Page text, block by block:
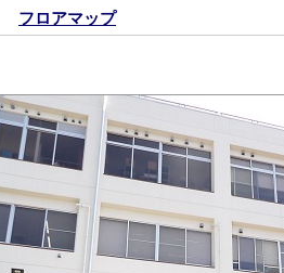
フロアマップ
船橋市犯罪被害者等支援条例の制定
交通ルールを守っていますか？（自
窓口業務の受付時間変更について